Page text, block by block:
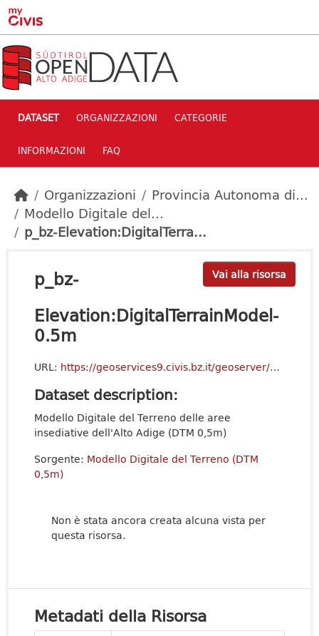
Skip to main content
DATASET ORGANIZZAZIONI CATEGORIE
INFORMAZIONI FAQ
Organizzazioni
Provincia Autonoma di...
Modello Digitale del...
p_bz-Elevation:DigitalTerra...
Vai alla risorsa
p_bz-
Elevation:DigitalTerrainModel-
0.5m
URL: https://geoservices9.civis.bz.it/geoserver/ows?service=WCS&version=2.0.1&request=GetCapabilities
Dataset description:
Modello Digitale del Terreno delle aree
insediative dell'Alto Adige (DTM 0,5m)
Sorgente: Modello Digitale del Terreno (DTM
0,5m)
Non è stata ancora creata alcuna vista per
questa risorsa.
Metadati della Risorsa